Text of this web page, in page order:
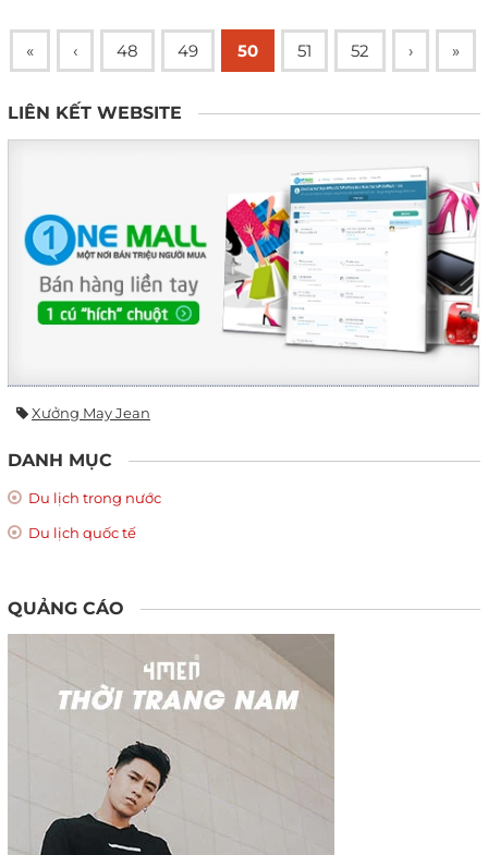
« ‹ 48 49 50 51 52 › »
LIÊN KẾT WEBSITE
Xưởng May Jean
DANH MỤC
Du lịch trong nước
Du lịch quốc tế
QUẢNG CÁO